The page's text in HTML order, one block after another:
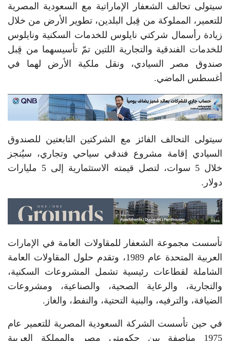
سيتولى تحالف الشعفار الإماراتية مع السعودية المصرية
للتعمير، المملوكة من قِبل البلدين، تطوير الأرض من خلال
زيادة رأسمال شركتي نايلوس للخدمات السكنية ونايلوس
للخدمات الفندقية والتجارية اللتين تمّ تأسيسهما من قِبل
صندوق مصر السيادي، ونقل ملكية الأرض لهما في
أغسطس الماضي.
سيتولى التحالف الفائز مع الشركتين التابعتين للصندوق
السيادي إقامة مشروع فندقي سياحي وتجاري، سيُنجز
خلال 5 سوات، لتصل قيمته الاستثمارية إلى 5 مليارات
دولار.
تأسست مجموعة الشعفار للمقاولات العامة في الإمارات
العربية المتحدة عام 1989، وتقدم حلول المقاولات العامة
الشاملة لقطاعات رئيسية تشمل المشروعات السكنية،
والتجارية، والرعاية الصحية، والصناعية، ومشروعات
الضيافة، والترفيه، والبنية التحتية، والنفط، والغاز.
في حين تأسست الشركة السعودية المصرية للتعمير عام
1975 مناصفة بين حكومتي مصر والمملكة العربية